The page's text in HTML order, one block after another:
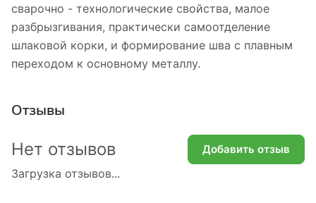
сварочно - технологические свойства, малое
разбрызгивания, практически самоотделение
шлаковой корки, и формирование шва с плавным
переходом к основному металлу.
Отзывы
Загрузка отзывов...
Нет отзывов Добавить отзыв